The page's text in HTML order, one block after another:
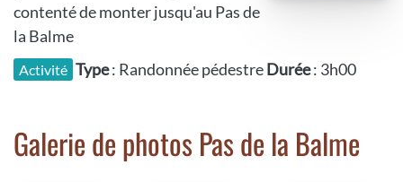
contenté de monter jusqu'au Pas de
la Balme
Activité Type: Randonnée pédestreDurée: 3h00
Galerie de photos Pas de la Balme